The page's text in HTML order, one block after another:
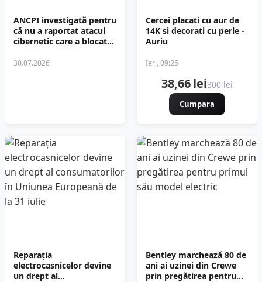
ANCPI investigată pentru
că nu a raportat atacul
cibernetic care a blocat
30.07.2026
Cercei placati cu aur de
14K si decorati cu perle -
Auriu
Ieri, 09:25
38,66 lei300 lei
Cumpara
Reparația
electrocasnicelor devine
un drept al
Bentley marchează 80 de
ani ai uzinei din Crewe
prin pregătirea pentru